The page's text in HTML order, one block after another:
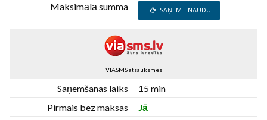
Maksimālā summa SAŅEMT NAUDU
VIASMS atsauksmes
Saņemšanas laiks
15 min
Pirmais bez maksas
Jā